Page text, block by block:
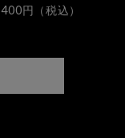
円（税込）